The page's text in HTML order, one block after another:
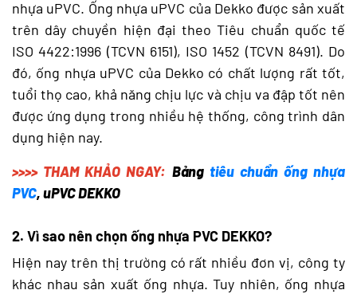
nhựa uPVC. Ống nhựa uPVC của Dekko được sản xuất
trên dây chuyền hiện đại theo Tiêu chuẩn quốc tế
ISO 4422:1996 (TCVN 6151), ISO 1452 (TCVN 8491). Do
đó, ống nhựa uPVC của Dekko có chất lượng rất tốt,
tuổi thọ cao, khả năng chịu lực và chịu va đập tốt nên
được ứng dụng trong nhiều hệ thống, công trình dân
dụng hiện nay.
>>>> THAM KHẢO NGAY: Bảng tiêu chuẩn ống nhựa
PVC, uPVC DEKKO
2. Vì sao nên chọn ống nhựa PVC DEKKO?
Hiện nay trên thị trường có rất nhiều đơn vị, công ty
khác nhau sản xuất ống nhựa. Tuy nhiên, ống nhựa